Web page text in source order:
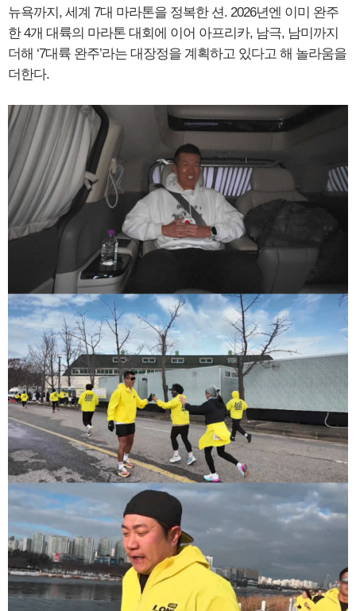
뉴욕까지, 세계 7대 마라톤을 정복한 션. 2026년엔 이미 완주
한 4개 대륙의 마라톤 대회에 이어 아프리카, 남극, 남미까지
더해 ‘7대륙 완주’라는 대장정을 계획하고 있다고 해 놀라움을
더한다.